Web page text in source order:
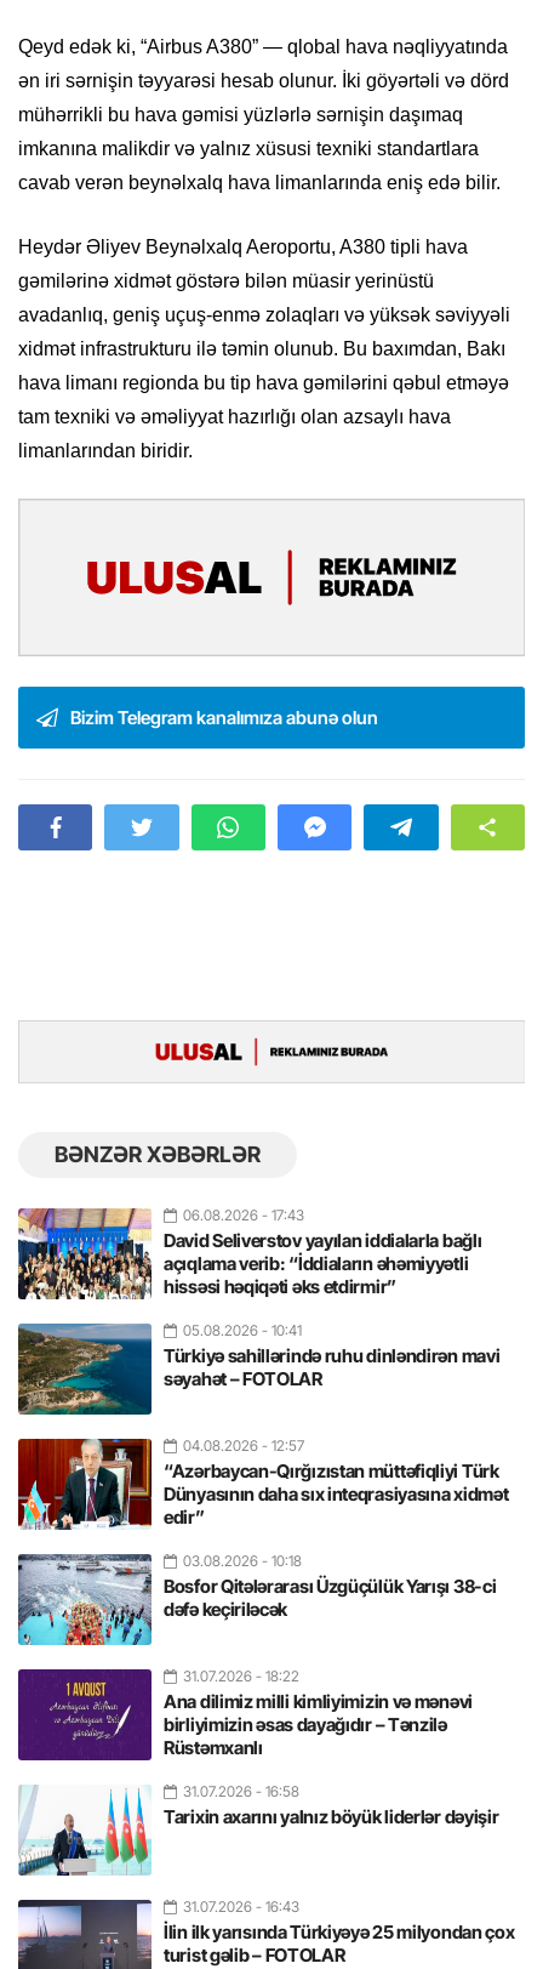
Qeyd edək ki, “Airbus A380” — qlobal hava nəqliyyatında
ən iri sərnişin təyyarəsi hesab olunur. İki göyərtəli və dörd
mühərrikli bu hava gəmisi yüzlərlə sərnişin daşımaq
imkanına malikdir və yalnız xüsusi texniki standartlara
cavab verən beynəlxalq hava limanlarında eniş edə bilir.
Heydər Əliyev Beynəlxalq Aeroportu, A380 tipli hava
gəmilərinə xidmət göstərə bilən müasir yerinüstü
avadanlıq, geniş uçuş-enmə zolaqları və yüksək səviyyəli
xidmət infrastrukturu ilə təmin olunub. Bu baxımdan, Bakı
hava limanı regionda bu tip hava gəmilərini qəbul etməyə
tam texniki və əməliyyat hazırlığı olan azsaylı hava
limanlarından biridir.
Bizim Telegram kanalımıza abunə olun
BƏNZƏR XƏBƏRLƏR
06.08.2026 - 17:43
David Seliverstov yayılan iddialarla bağlı
açıqlama verib: “İddiaların əhəmiyyətli
hissəsi həqiqəti əks etdirmir”
05.08.2026 - 10:41
Türkiyə sahillərində ruhu dinləndirən mavi
səyahət – FOTOLAR
04.08.2026 - 12:57
“Azərbaycan-Qırğızıstan müttəfiqliyi Türk
Dünyasının daha sıx inteqrasiyasına xidmət
edir”
03.08.2026 - 10:18
Bosfor Qitələrarası Üzgüçülük Yarışı 38-ci
dəfə keçiriləcək
31.07.2026 - 18:22
Ana dilimiz milli kimliyimizin və mənəvi
birliyimizin əsas dayağıdır – Tənzilə
Rüstəmxanlı
31.07.2026 - 16:58
Tarixin axarını yalnız böyük liderlər dəyişir
31.07.2026 - 16:43
İlin ilk yarısında Türkiyəyə 25 milyondan çox
turist gəlib – FOTOLAR